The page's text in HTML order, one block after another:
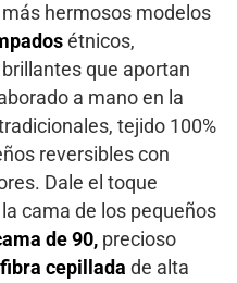
hermosos modelos
étnicos,
que aportan
a mano en la
tejido 100%
reversibles con
Dale el toque
cama de los pequeños
de 90, precioso
cepillada de alta